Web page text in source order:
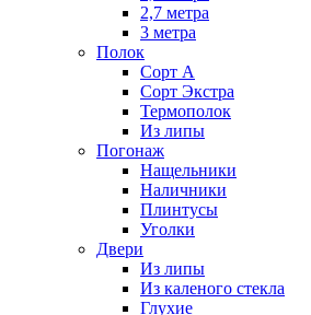
2,7 метра
3 метра
Полок
Сорт А
Сорт Экстра
Термополок
Из липы
Погонаж
Нащельники
Наличники
Плинтусы
Уголки
Двери
Из липы
Из каленого стекла
Глухие